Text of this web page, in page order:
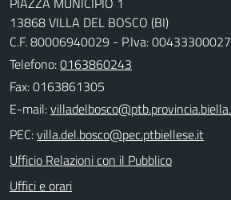
13868 VILLA DEL BOSCO (BI)
C.F. 80006940029 - P.Iva: 00433300027
Telefono:0163860243
Fax: 0163861305
E-mail:
PEC:
Ufficio Relazioni con il Pubblico
Uffici e orari